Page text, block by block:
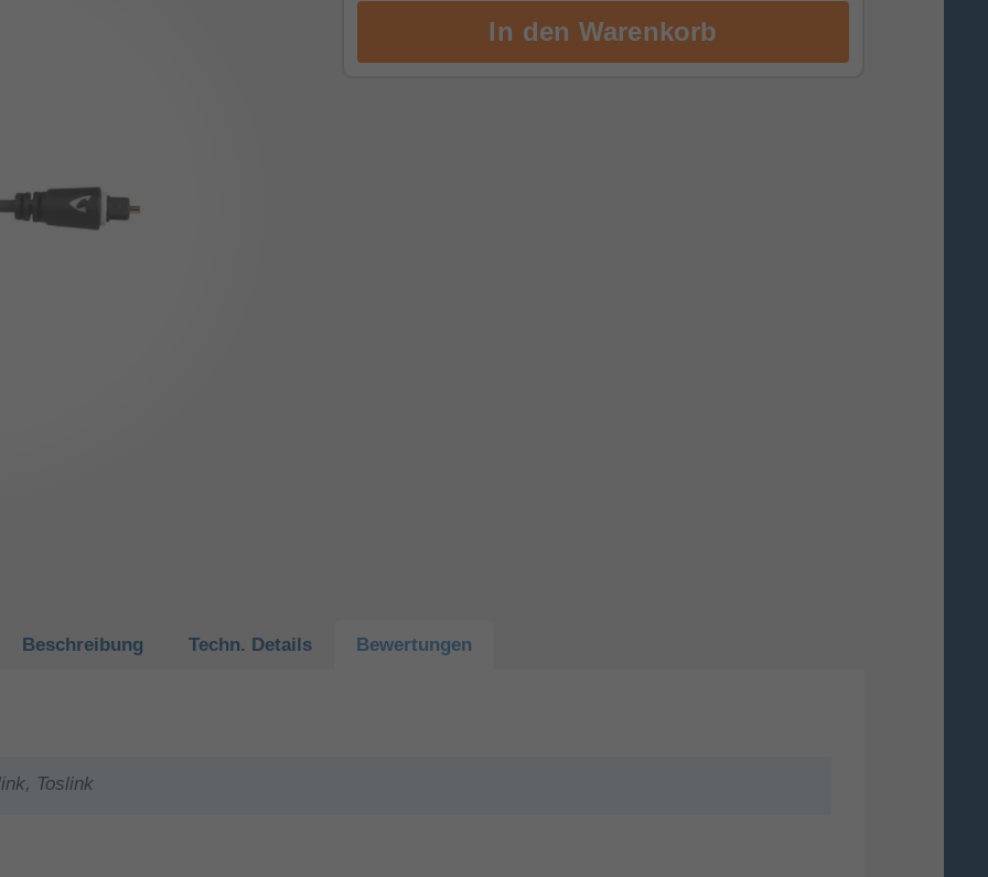
Beschreibung Techn. Details Bewertungen
Toslink